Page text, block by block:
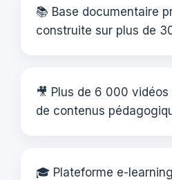
📚 Base documentaire
construite sur plus de
🎥 Plus de 6 000
de contenus
🎓 Plateforme e-